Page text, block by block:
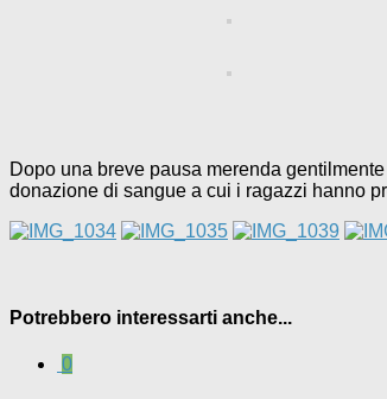
Dopo una breve pausa merenda
donazione di sangue a cui i ragazzi hanno
Potrebbero interessarti anche...
0